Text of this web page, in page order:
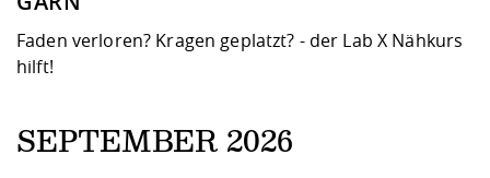
Faden verloren? Kragen geplatzt? - der Lab X Nähkurs
hilft!
SEPTEMBER 2026